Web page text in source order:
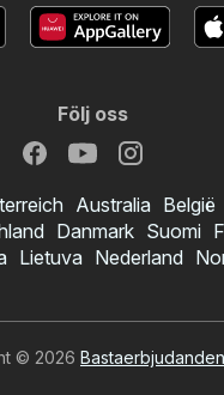
Följ oss
Australia België
Danmark Suomi
Lietuva Nederland
© 2026